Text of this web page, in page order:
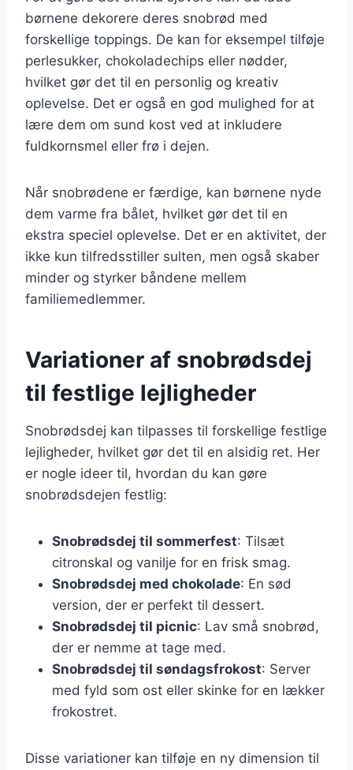
børnene dekorere deres snobrød med
forskellige toppings. De kan for eksempel tilføje
perlesukker, chokoladechips eller nødder,
hvilket gør det til en personlig og kreativ
oplevelse. Det er også en god mulighed for at
lære dem om sund kost ved at inkludere
fuldkornsmel eller frø i dejen.
Når snobrødene er færdige, kan børnene nyde
dem varme fra bålet, hvilket gør det til en
ekstra speciel oplevelse. Det er en aktivitet, der
ikke kun tilfredsstiller sulten, men også skaber
minder og styrker båndene mellem
familiemedlemmer.
Variationer af snobrødsdej
til festlige lejligheder
Snobrødsdej kan tilpasses til forskellige festlige
lejligheder, hvilket gør det til en alsidig ret. Her
er nogle ideer til, hvordan du kan gøre
snobrødsdejen festlig:
Snobrødsdej til sommerfest: Tilsæt
citronskal og vanilje for en frisk smag.
Snobrødsdej med chokolade: En sød
version, der er perfekt til dessert.
Snobrødsdej til picnic: Lav små snobrød,
der er nemme at tage med.
Snobrødsdej til søndagsfrokost: Server
med fyld som ost eller skinke for en lækker
frokostret.
Disse variationer kan tilføje en ny dimension til